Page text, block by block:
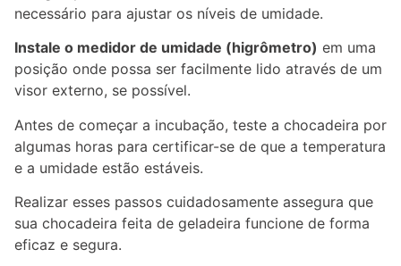
necessário para ajustar os níveis de umidade.
Instale o medidor de umidade (higrômetro) em uma
posição onde possa ser facilmente lido através de um
visor externo, se possível.
Antes de começar a incubação, teste a chocadeira por
algumas horas para certificar-se de que a temperatura
e a umidade estão estáveis.
Realizar esses passos cuidadosamente assegura que
sua chocadeira feita de geladeira funcione de forma
eficaz e segura.